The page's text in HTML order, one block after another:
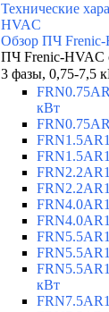
Технические
HVAC
Обзор ПЧ
ПЧ Frenic-HVAC
3 фазы, 0,75-7,5
кВт
кВт